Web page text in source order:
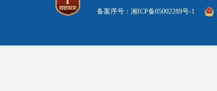
备案序号：湘ICP备05002289号-1